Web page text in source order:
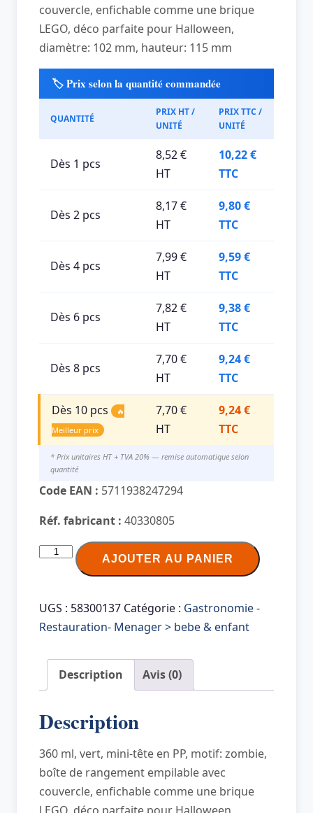
couvercle, enfichable comme une brique
LEGO, déco parfaite pour Halloween,
diamètre: 102 mm, hauteur: 115 mm
🏷️ Prix selon la quantité commandée
QUANTITÉ
PRIX HT /
UNITÉ
PRIX TTC /
UNITÉ
Dès 1 pcs
8,52 €
HT
10,22 €
TTC
Dès 2 pcs
8,17 €
HT
9,80 €
TTC
Dès 4 pcs
7,99 €
HT
9,59 €
TTC
Dès 6 pcs
7,82 €
HT
9,38 €
TTC
Dès 8 pcs
7,70 €
HT
9,24 €
TTC
Dès 10 pcs
🔥
Meilleur prix
7,70 €
HT
9,24 €
TTC
* Prix unitaires HT + TVA 20% — remise automatique selon
quantité
Code EAN : 5711938247294
Réf. fabricant : 40330805
quantité
Mini-
boîte
forme
STORAGE
GREEN
SKELETON
AJOUTER AU PANIER
UGS : 58300137 Catégorie : Gastronomie -
Restauration- Menager > bebe & enfant
Description Avis (0)
Description
360 ml, vert, mini-tête en PP, motif: zombie,
boîte de rangement empilable avec
couvercle, enfichable comme une brique